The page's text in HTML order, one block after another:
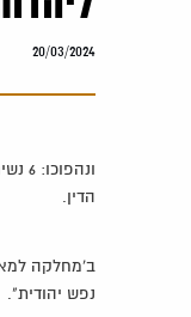
20/03/2024
הדין.
ב'מחלקה
נפש יהודית".